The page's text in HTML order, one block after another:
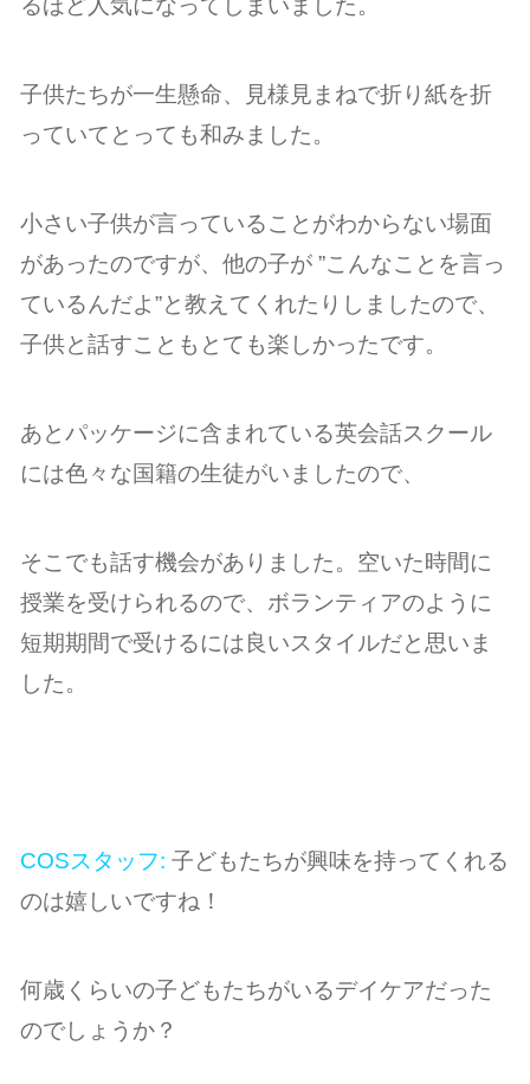
子供たちが一生懸命、見様見まねで折り紙を折
っていてとっても和みました。
小さい子供が言っていることがわからない場面
があったのですが、他の子が ”こんなことを言っ
ているんだよ”と教えてくれたりしましたので、
子供と話すこともとても楽しかったです。
あとパッケージに含まれている英会話スクール
には色々な国籍の生徒がいましたので、
そこでも話す機会がありました。空いた時間に
授業を受けられるので、ボランティアのように
短期期間で受けるには良いスタイルだと思いま
した。
COSスタッフ: 子どもたちが興味を持ってくれる
のは嬉しいですね！
何歳くらいの子どもたちがいるデイケアだった
のでしょうか？